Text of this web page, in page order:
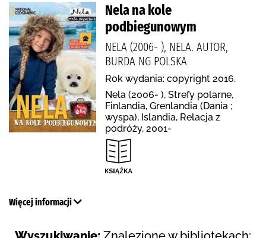
Nela na kole
podbiegunowym
NELA (2006- ), NELA. AUTOR,
BURDA NG POLSKA
Rok wydania: copyright 2016.
Nela (2006- ), Strefy polarne,
Finlandia, Grenlandia (Dania ;
wyspa), Islandia, Relacja z
podróży, 2001-
Więcej informacji